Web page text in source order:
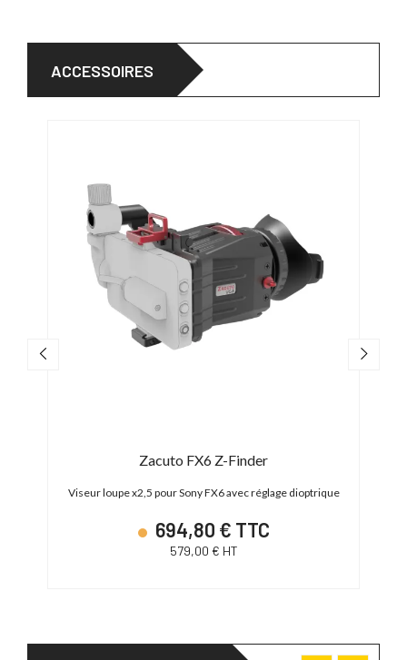
ACCESSOIRES
Zacuto FX6 Z-Finder
Viseur loupe x2,5 pour Sony FX6 avec réglage dioptrique
694,80 € TTC
579,00 € HT